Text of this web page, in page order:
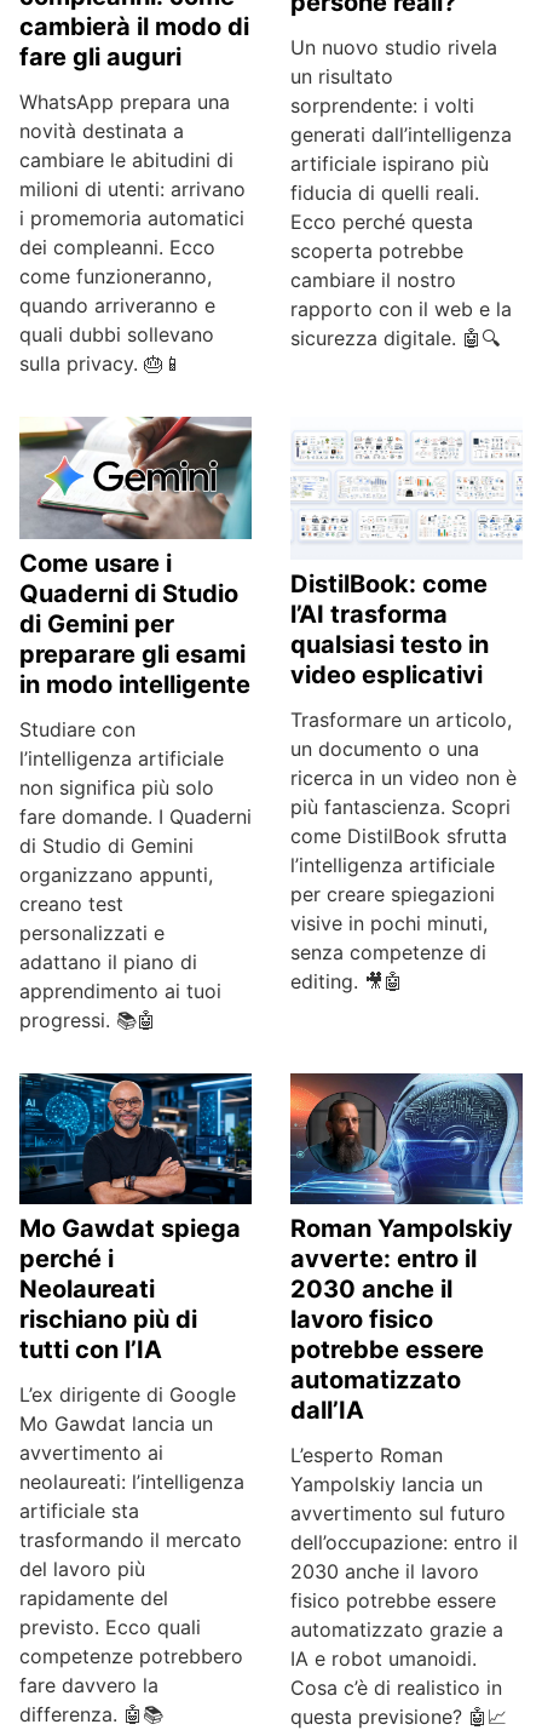
cambierà il modo di
fare gli auguri
WhatsApp prepara una
novità destinata a
cambiare le abitudini di
milioni di utenti: arrivano
i promemoria automatici
dei compleanni. Ecco
come funzioneranno,
quando arriveranno e
quali dubbi sollevano
sulla privacy. 🎂📱
Un nuovo studio rivela
un risultato
sorprendente: i volti
generati dall’intelligenza
artificiale ispirano più
fiducia di quelli reali.
Ecco perché questa
scoperta potrebbe
cambiare il nostro
rapporto con il web e la
sicurezza digitale. 🤖🔍
Come usare i
Quaderni di Studio
di Gemini per
preparare gli esami
in modo intelligente
Studiare con
l’intelligenza artificiale
non significa più solo
fare domande. I Quaderni
di Studio di Gemini
organizzano appunti,
creano test
personalizzati e
adattano il piano di
apprendimento ai tuoi
progressi. 📚🤖
DistilBook: come
l’AI trasforma
qualsiasi testo in
video esplicativi
Trasformare un articolo,
un documento o una
ricerca in un video non è
più fantascienza. Scopri
come DistilBook sfrutta
l’intelligenza artificiale
per creare spiegazioni
visive in pochi minuti,
senza competenze di
editing. 🎥🤖
Mo Gawdat spiega
perché i
Neolaureati
rischiano più di
tutti con l’IA
L’ex dirigente di Google
Mo Gawdat lancia un
avvertimento ai
neolaureati: l’intelligenza
artificiale sta
trasformando il mercato
del lavoro più
rapidamente del
previsto. Ecco quali
competenze potrebbero
fare davvero la
differenza. 🤖📚
Roman Yampolskiy
avverte: entro il
2030 anche il
lavoro fisico
potrebbe essere
automatizzato
dall’IA
L’esperto Roman
Yampolskiy lancia un
avvertimento sul futuro
dell’occupazione: entro il
2030 anche il lavoro
fisico potrebbe essere
automatizzato grazie a
IA e robot umanoidi.
Cosa c’è di realistico in
questa previsione? 🤖📈